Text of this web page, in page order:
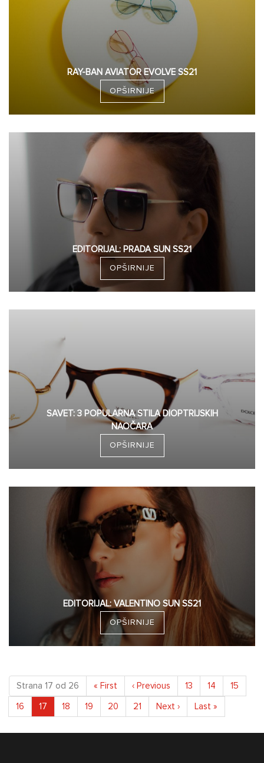
RAY-BAN AVIATOR EVOLVE SS21
OPŠIRNIJE
EDITORIJAL: PRADA SUN SS21
OPŠIRNIJE
SAVET: 3 POPULARNA STILA DIOPTRIJSKIH
NAOČARA
OPŠIRNIJE
EDITORIJAL: VALENTINO SUN SS21
OPŠIRNIJE
Strana 17 od 26 « First ‹ Previous 13 14 15
16 17 (current)
18 19 20 21 Next › Last »